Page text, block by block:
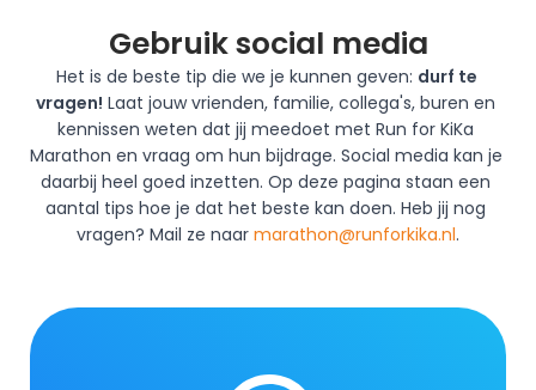
Gebruik social media
Het is de beste tip die we je kunnen geven: durf te
vragen! Laat jouw vrienden, familie, collega's, buren en
kennissen weten dat jij meedoet met Run for KiKa
Marathon en vraag om hun bijdrage. Social media kan je
daarbij heel goed inzetten. Op deze pagina staan een
aantal tips hoe je dat het beste kan doen. Heb jij nog
vragen? Mail ze naar marathon@runforkika.nl.